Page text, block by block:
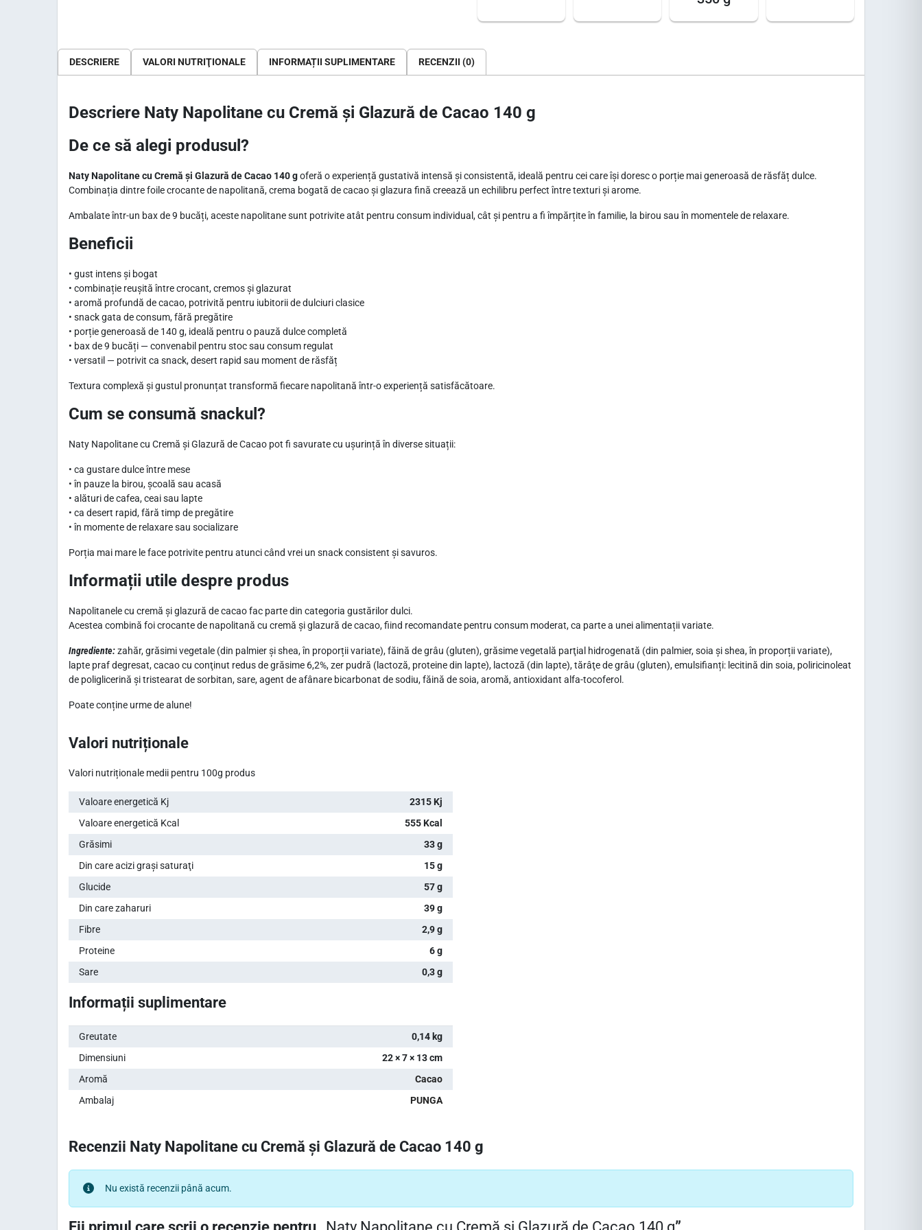
DESCRIERE VALORI NUTRIŢIONALE INFORMAȚII SUPLIMENTARE RECENZII (0)
Descriere Naty Napolitane cu Cremă și Glazură de Cacao 140 g
De ce să alegi produsul?
Naty Napolitane cu Cremă și Glazură de Cacao 140 goferă o experiență gustativă intensă și consistentă, ideală pentru cei care își doresc o porție mai generoasă de răsfăț dulce.
Combinația dintre foile crocante de napolitană, crema bogată de cacao și glazura fină creează un echilibru perfect între texturi și arome.
Ambalate într-un bax de 9 bucăți, aceste napolitane sunt potrivite atât pentru consum individual, cât și pentru a fi împărțite în familie, la birou sau în momentele de relaxare.
Beneficii
• gust intens și bogat
• combinație reușită între crocant, cremos și glazurat
• aromă profundă de cacao, potrivită pentru iubitorii de dulciuri clasice
• snack gata de consum, fără pregătire
• porție generoasă de 140 g, ideală pentru o pauză dulce completă
• bax de 9 bucăți — convenabil pentru stoc sau consum regulat
• versatil — potrivit ca snack, desert rapid sau moment de răsfăț
Textura complexă și gustul pronunțat transformă fiecare napolitană într-o experiență satisfăcătoare.
Cum se consumă snackul?
Naty Napolitane cu Cremă și Glazură de Cacao pot fi savurate cu ușurință în diverse situații:
• ca gustare dulce între mese
• în pauze la birou, școală sau acasă
• alături de cafea, ceai sau lapte
• ca desert rapid, fără timp de pregătire
• în momente de relaxare sau socializare
Porția mai mare le face potrivite pentru atunci când vrei un snack consistent și savuros.
Informații utile despre produs
Napolitanele cu cremă și glazură de cacao fac parte din categoria gustărilor dulci.
Acestea combină foi crocante de napolitană cu cremă și glazură de cacao, fiind recomandate pentru consum moderat, ca parte a unei alimentații variate.
Ingrediente:zahăr, grăsimi vegetale (din palmier și shea, în proporții variate), făină de grâu (gluten), grăsime vegetală parţial hidrogenată (din palmier, soia și shea, în proporții variate),
lapte praf degresat, cacao cu conţinut redus de grăsime 6,2%, zer pudră (lactoză, proteine din lapte), lactoză (din lapte), tărâţe de grâu (gluten), emulsifianți: lecitină din soia, poliricinoleat
de poliglicerină și tristearat de sorbitan, sare, agent de afânare bicarbonat de sodiu, făină de soia, aromă, antioxidant alfa-tocoferol.
Poate conține urme de alune!
Valori nutriționale
Valori nutriționale medii pentru 100g produs
Valoare energetică Kj
2315 Kj
Valoare energetică Kcal
555 Kcal
Grăsimi
33 g
Din care acizi graşi saturaţi
15 g
Glucide
57 g
Din care zaharuri
39 g
Fibre
2,9 g
Proteine
6 g
Sare
0,3 g
Informații suplimentare
Greutate
0,14 kg
Dimensiuni
22 × 7 × 13 cm
Aromă
Cacao
Ambalaj
PUNGA
Recenzii Naty Napolitane cu Cremă și Glazură de Cacao 140 g
Nu există recenzii până acum.
Fii primul care scrii o recenzie pentru „ Naty Napolitane cu Cremă și Glazură de Cacao 140 g”